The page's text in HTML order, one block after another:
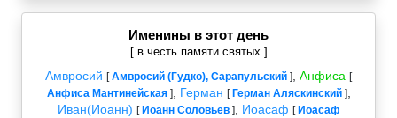
Именины в этот день
[ в честь памяти святых ]
Амвросий [Амвросий (Гудко), Сарапульский ] Анфиса [
Анфиса Мантинейская], Герман [ Герман Аляскинский],
Иван(Иоанн) [ Иоанн Соловьев], Иоасаф [ Иоасаф